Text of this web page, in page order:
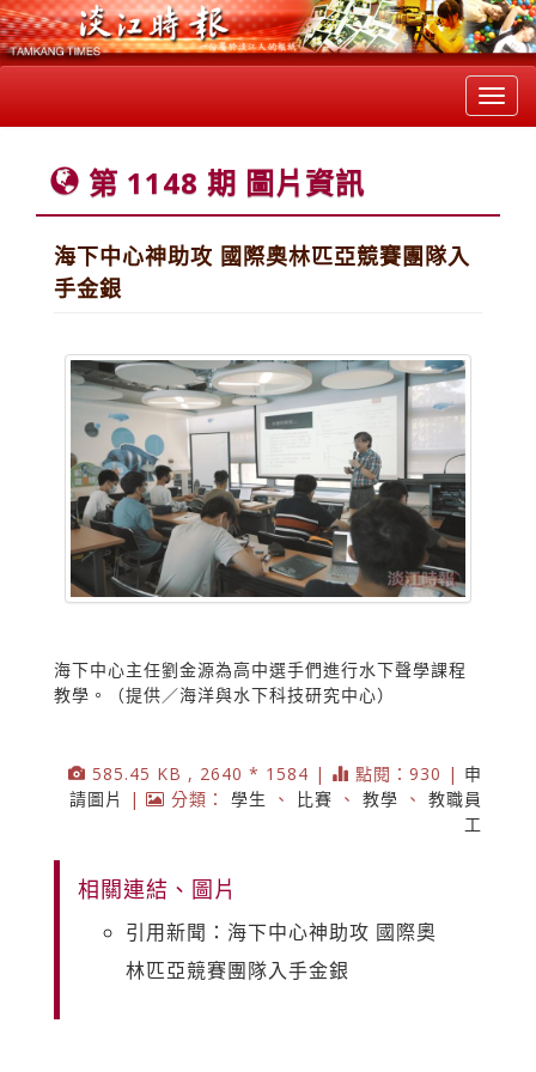
第 1148 期 圖片資訊
海下中心神助攻 國際奧林匹亞競賽團隊入
手金銀
海下中心主任劉金源為高中選手們進行水下聲學課程
教學。（提供／海洋與水下科技研究中心）
585.45 KB , 2640 * 1584 | 點閱：930 | 申
請圖片
| 分類： 學生 、 比賽 、 教學 、 教職員
工
相關連結、圖片
引用新聞：海下中心神助攻 國際奧
林匹亞競賽團隊入手金銀